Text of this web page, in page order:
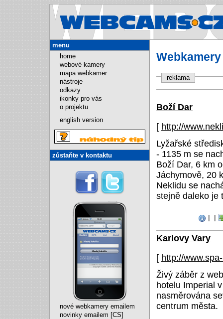
reklama
Boží Dar
[ http://
Lyžařské
- 1135 m se
Boží Dar, 6 km
Jáchymově, 20
Neklidu se
stejně daleko je
| |
Karlovy Vary
[ http://
Živý záběr z
hotelu Imperial
nasměrována
centrum města.
menu
home
webové kamery
mapa webkamer
nástroje
odkazy
ikonky pro vás
o projektu
english version
zůstaňte v kontaktu
nové webkamery emailem
novinky emailem [CS]